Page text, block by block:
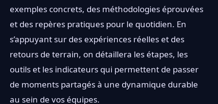
exemples concrets, des méthodologies éprouvées
et des repères pratiques pour le quotidien. En
s’appuyant sur des expériences réelles et des
retours de terrain, on détaillera les étapes, les
outils et les indicateurs qui permettent de passer
de moments partagés à une dynamique durable
au sein de vos équipes.